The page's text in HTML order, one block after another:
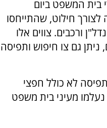
בית המשפט ביום
לצורך חילוט, שהתייחסו
ורכבים. צווים אלו
ניתן גם צו חיפוש ותפיסה
לא כולל חפצי
מעיני בית משפט